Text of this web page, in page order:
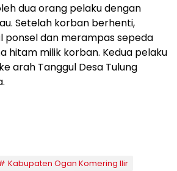
dua orang pelaku dengan
Setelah korban berhenti,
ponsel dan merampas sepeda
hitam milik korban. Kedua pelaku
arah Tanggul Desa Tulung
Kabupaten Ogan Komering Ilir